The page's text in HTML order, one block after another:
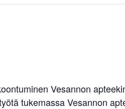
Vesannon
tukemassa Vesannon